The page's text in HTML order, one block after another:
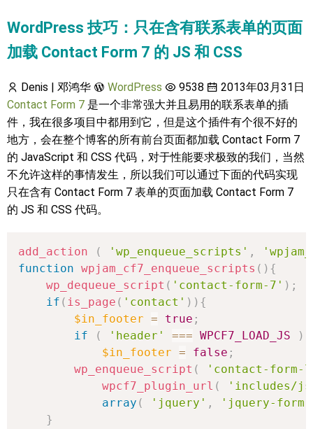
WordPress 技巧：只在含有联系表单的页面
加载 Contact Form 7 的 JS 和 CSS
Denis | 邓鸿华 WordPress 9538
2013年03月31日
Contact Form 7 是一个非常强大并且易用的联系表单的插
件，我在很多项目中都用到它，但是这个插件有个很不好的
地方，会在整个博客的所有前台页面都加载 Contact Form 7
的 JavaScript 和 CSS 代码，对于性能要求极致的我们，当然
不允许这样的事情发生，所以我们可以通过下面的代码实现
只在含有 Contact Form 7 表单的页面加载 Contact Form 7
的 JS 和 CSS 代码。
add_action ( 'wp_enqueue_scripts' ,
function wpjam_cf7_enqueue_scripts ( ) {
wp_dequeue_script ( 'contact-form-7' ) ;
if ( is_page ( 'contact' ) ) {
$in_footer = true ;
if
( 'header' === WPCF7_LOAD_JS
)
$in_footer = false ;
wp_enqueue_script (
'contact-form-
wpcf7_plugin_url (
'includes/
array ( 'jquery' ,
'jquery-form'
}